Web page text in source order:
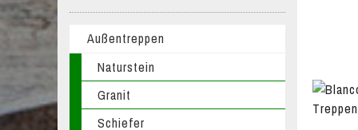
Außentreppen
Naturstein
Granit
Schiefer